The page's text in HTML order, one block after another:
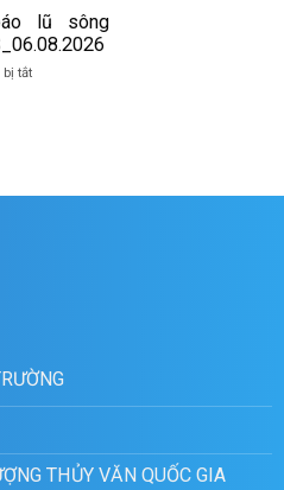
01h
ngày
07/8/2026
tin
cảnh
lũ
lũ sông
tắtở
sông
THỦY VĂN QUỐC GIA